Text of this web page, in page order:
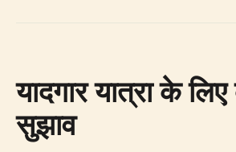
यादगार यात्रा के लिए
सुझाव